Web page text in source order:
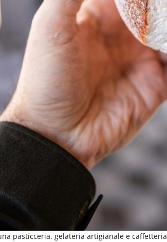
pasticceria, gelateria artigianale e